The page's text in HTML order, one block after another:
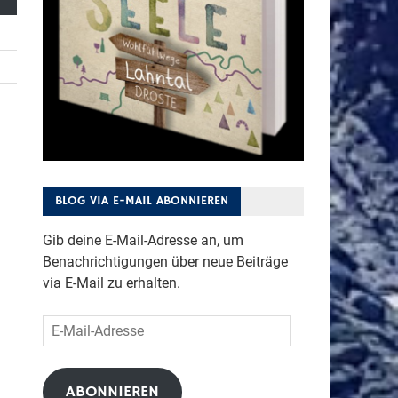
BLOG VIA E-MAIL ABONNIEREN
Gib deine E-Mail-Adresse an, um
Benachrichtigungen über neue Beiträge
via E-Mail zu erhalten.
E-
Mail-
Adresse
ABONNIEREN